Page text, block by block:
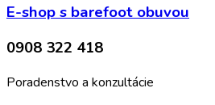
E-shop s barefoot obuvou
0908 322 418
Poradenstvo a konzultácie